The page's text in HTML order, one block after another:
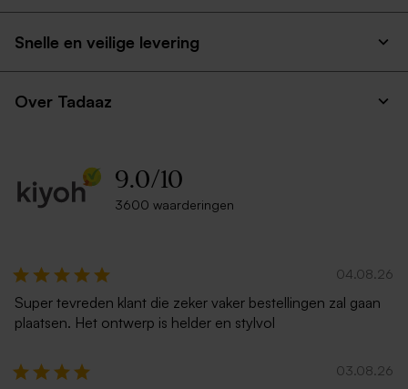
Snelle en veilige levering
Over Tadaaz
9.0/10
3600 waarderingen
04.08.26
Super tevreden klant die zeker vaker bestellingen zal gaan
plaatsen. Het ontwerp is helder en stylvol
03.08.26